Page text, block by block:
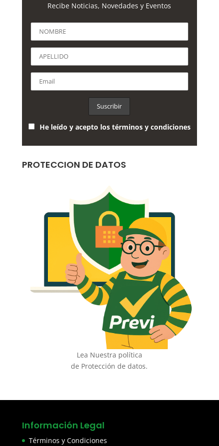
Recibe Noticias, Novedades y Eventos
He leído y acepto los términos y condiciones
PROTECCION DE DATOS
Lea Nuestra política
de Protección de datos.
Información Legal
Términos y Condiciones